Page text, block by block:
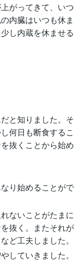
がってきて、いつ
内臓はいつも休ま
し内蔵を休ませる
と知りました。そ
何日も断食するこ
抜くことから始め
り始めることがで
ないことがたまに
抜く。またそれが
ど工夫しました。
していきました。